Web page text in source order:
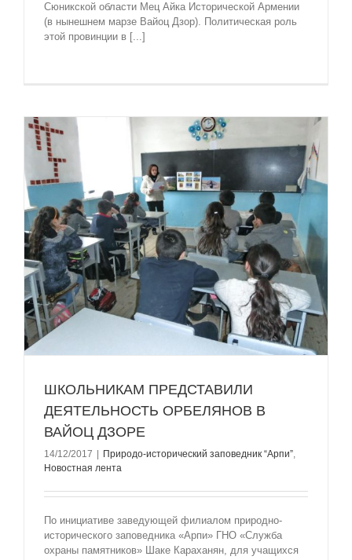
Сюникской области Мец Айка Исторической Армении
(в нынешнем марзе Вайоц Дзор). Политическая роль
этой провинции в [...]
ШКОЛЬНИКАМ ПРЕДСТАВИЛИ
ДЕЯТЕЛЬНОСТЬ ОРБЕЛЯНОВ В
ВАЙОЦ ДЗОРЕ
14/12/2017 Природо-исторический заповедник “Арпи”,
Новостная лента
По инициативе заведующей филиалом природно-
исторического заповедника «Арпи» ГНО «Служба
охраны памятников» Шаке Караханян, для учащихся